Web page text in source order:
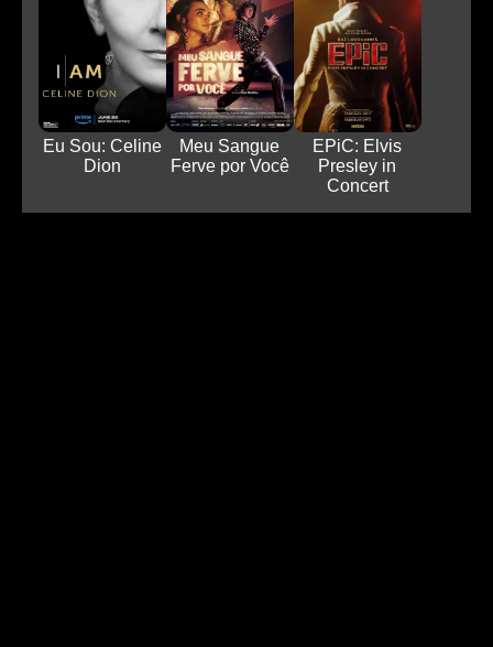
Eu Sou: Celine
Dion
Meu Sangue
Ferve por Você
EPiC: Elvis
Presley in
Concert